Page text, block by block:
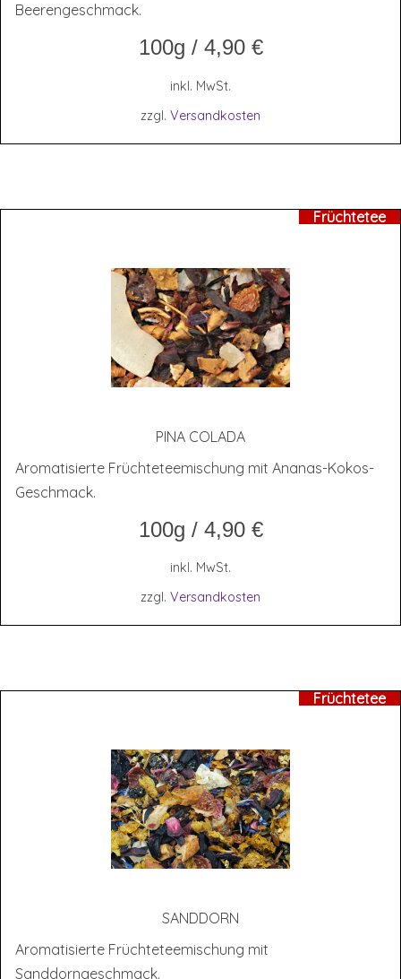
Beerengeschmack.
100g / 4,90 €
inkl. MwSt.
zzgl. Versandkosten
Früchtetee
PINA COLA­DA
Aromatisierte Früchteteemischung mit Ananas-Kokos-
Geschmack.
100g / 4,90 €
inkl. MwSt.
zzgl. Versandkosten
Früchtetee
SAND­DORN
Aromatisierte Früchteteemischung mit
Sanddorngeschmack.